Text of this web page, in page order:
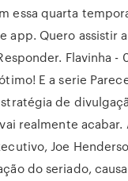
essa quarta
app. Quero assistir
Flavinha -
E a serie
de
realmente acabar.
Joe
do seriado,